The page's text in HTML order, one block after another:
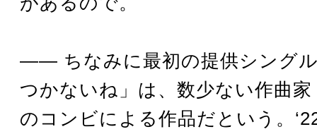
―― ちなみに最初の提供シング
つかないね」は、数少ない作曲
のコンビによる作品だという。